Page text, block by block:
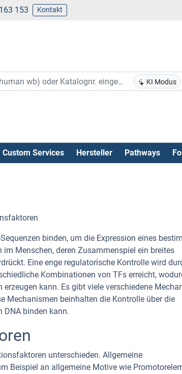
153 Kontakt
KI Modus
Custom Services Hersteller Pathways
binden, um die Expression eines
Menschen, deren Zusammenspiel ein breites
Eine enge regulatorische Kontrolle wird
Kombinationen von TFs erreicht,
kann. Es gibt viele verschiedene
Mechanismen beinhalten die Kontrolle über die
DNA binden kann.
unterschieden. Allgemeine
Beispiel an allgemeine Motive wie